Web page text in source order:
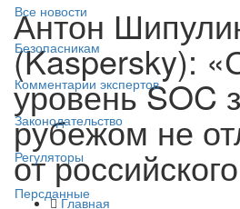
Все новости
Безопасникам
Комментарии экспертов
Законодательство
Регуляторы
Персданные
Антон
(Kaspersky):
уровень SOC
рубежом не
от
Главная